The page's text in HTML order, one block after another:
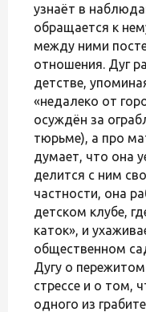
узнаёт в
обращается к
между ними
отношения. Дуг
детстве,
«недалеко от
осуждён за
тюрьме), а про
думает, что она
делится с ним
частности, она
детском клубе,
каток», и
общественном
Дугу о
стрессе и о том,
одного из